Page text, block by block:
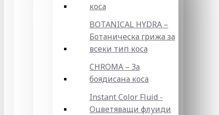
коса
BOTANICAL HYDRA –
Ботаническа грижа за
всеки тип коса
CHROMA – За
боядисана коса
Instant Color Fluid -
Оцветяващи флуиди